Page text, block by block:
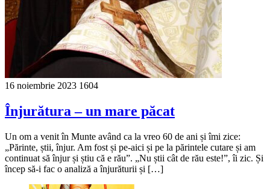
16 noiembrie 2023 1604
Înjurătura – un mare păcat
Un om a venit în Munte având ca la vreo 60 de ani și îmi zice:
„Părinte, știi, înjur. Am fost și pe-aici și pe la părintele cutare și am
continuat să înjur și știu că e rău”. „Nu știi cât de rău este!”, îi zic. Și
încep să-i fac o analiză a înjurăturii și […]